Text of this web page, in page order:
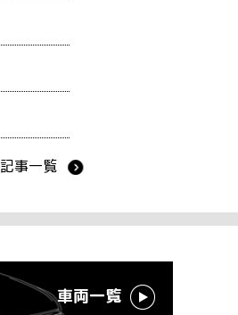
記事一覧
車両一覧